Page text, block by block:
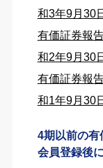
和3年9月30
有価証券報
和2年9月30
有価証券報
和1年9月30
4期以前の有
会員登録後